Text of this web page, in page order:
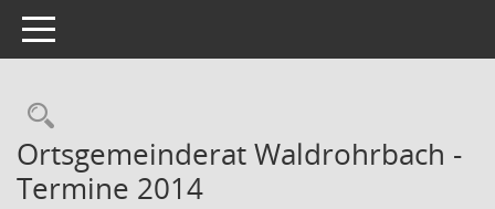
Toggle navigation
Rechercheauswahl
Ortsgemeinderat Waldrohrbach -
Termine 2014